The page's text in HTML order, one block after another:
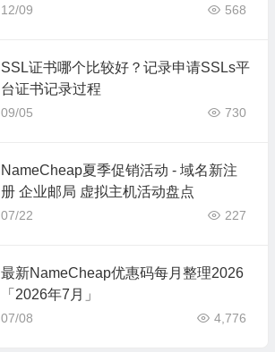
12/09 568
SSL证书哪个比较好？记录申请SSLs平
台证书记录过程
09/05 730
NameCheap夏季促销活动 - 域名新注
册 企业邮局 虚拟主机活动盘点
07/22 227
最新NameCheap优惠码每月整理2026
「2026年7月」
07/08 4,776